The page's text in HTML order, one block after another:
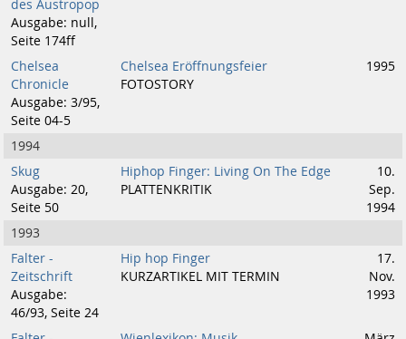
des Austropop
Ausgabe: null,
Seite 174ff
Chelsea
Chronicle
Ausgabe: 3/95,
Seite 04-5
Chelsea Eröffnungsfeier
FOTOSTORY
1995
1994
Skug
Ausgabe: 20,
Seite 50
Hiphop Finger: Living On The Edge
PLATTENKRITIK
10.
Sep.
1994
1993
Falter -
Zeitschrift
Ausgabe:
46/93, Seite 24
Hip hop Finger
KURZARTIKEL MIT TERMIN
17.
Nov.
1993